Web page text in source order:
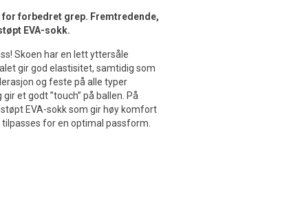
forbedret grep. Fremtredende,
EVA-sokk.
Skoen har en lett yttersåle
gir god elastisitet, samtidig som
og feste på alle typer
et godt ”touch” på ballen. På
EVA-sokk som gir høy komfort
for en optimal passform.